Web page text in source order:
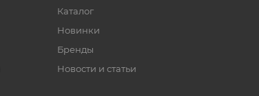
Каталог
Новинки
Бренды
Новости и статьи